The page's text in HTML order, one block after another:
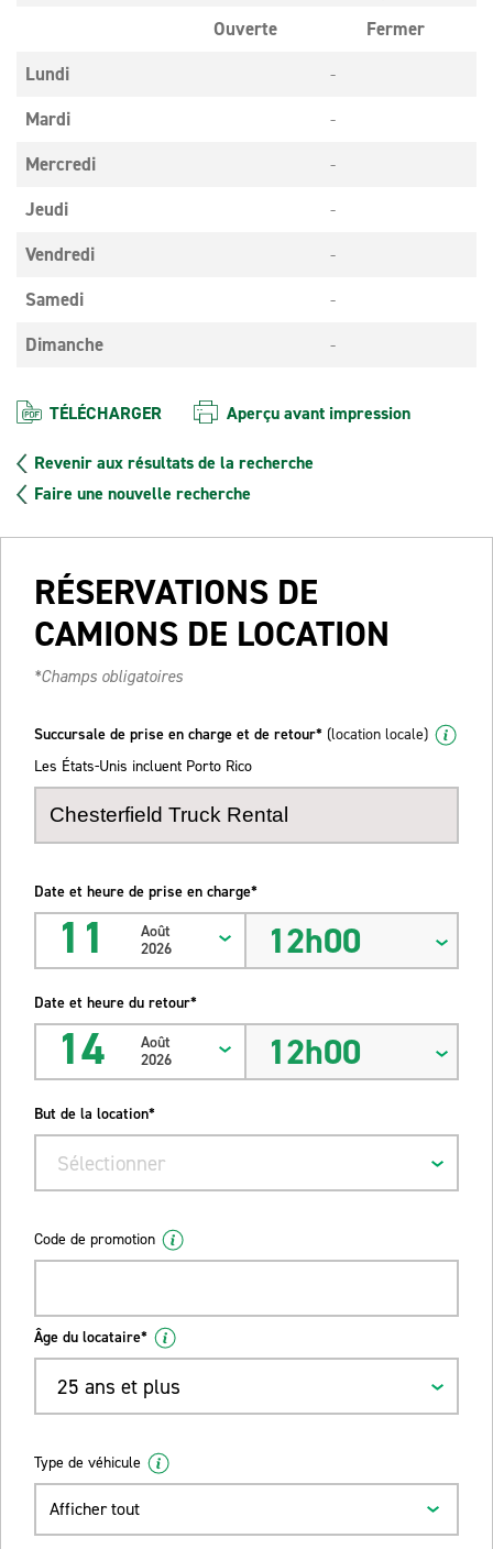
Ouverte
Fermer
Lundi
-
Mardi
-
Mercredi
-
Jeudi
-
Vendredi
-
Samedi
-
Dimanche
-
TÉLÉCHARGER Aperçu avant impression
Revenir aux résultats de la recherche
Faire une nouvelle recherche
RÉSERVATIONS DE
CAMIONS DE LOCATION
*Champs obligatoires
Succursale de prise en charge et de retour* (location locale)
Les États-Unis incluent Porto Rico
Date et heure de prise en charge*
11
Août
2026
12h00
Date et heure du retour*
14
Août
2026
12h00
But de la location*
Sélectionner
Code de promotion
Âge du locataire*
25 ans et plus
Type de véhicule
Afficher tout